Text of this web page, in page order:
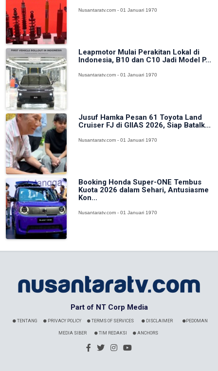
Nusantaratv.com - 01 Januari 1970
Leapmotor Mulai Perakitan Lokal di
Indonesia, B10 dan C10 Jadi Model P...
Nusantaratv.com - 01 Januari 1970
Jusuf Hamka Pesan 61 Toyota Land
Cruiser FJ di GIIAS 2026, Siap Batalk...
Nusantaratv.com - 01 Januari 1970
Booking Honda Super-ONE Tembus
Kuota 2026 dalam Sehari, Antusiasme
Kon...
Nusantaratv.com - 01 Januari 1970
Part of NT Corp Media
TENTANG PRIVACY POLICY TERMS OF SERVICES DISCLAIMER PEDOMAN
MEDIA SIBER TIM REDAKSI ANCHORS